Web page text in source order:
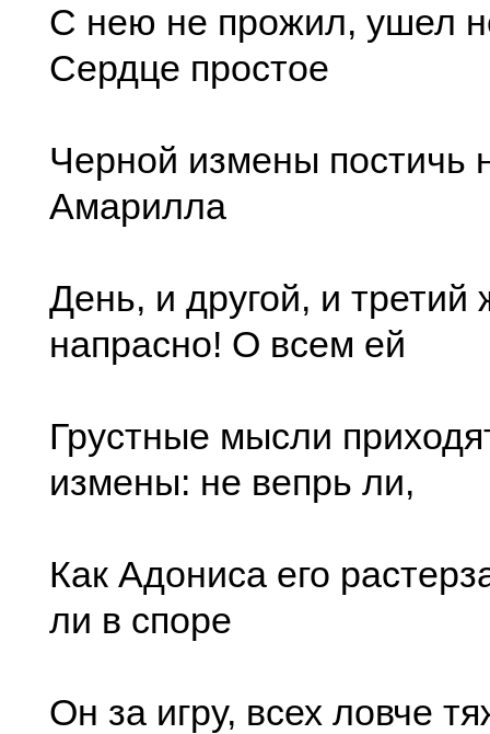
С нею не прожил, ушел
Сердце простое
Черной измены постичь
Амарилла
День, и другой, и третий
напрасно! О всем ей
Грустные мысли
измены: не вепрь ли,
Как Адониса его
ли в споре
Он за игру, всех ловче